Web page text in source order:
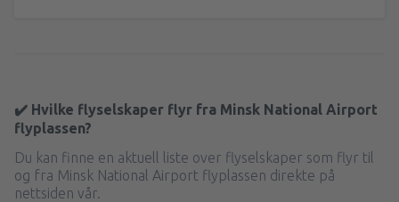
✔️ Hvilke flyselskaper flyr fra Minsk National Airport
flyplassen?
Du kan finne en aktuell liste over flyselskaper som flyr til
og fra Minsk National Airport flyplassen direkte på
nettsiden vår.